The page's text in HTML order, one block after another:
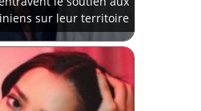
sur leur territoire